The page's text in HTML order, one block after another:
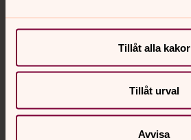
Tillåt alla kakor
Tillåt urval
Avvisa
Kalender